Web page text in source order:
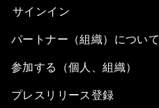
サインイン
パートナー（組織）について
参加する（個人、組織）
プレスリリース登録